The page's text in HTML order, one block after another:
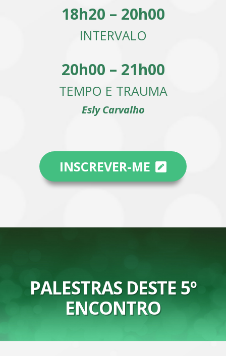
18h20 – 20h00
INTERVALO
20h00 – 21h00
TEMPO E TRAUMA
Esly Carvalho
INSCREVER-ME
PALESTRAS DESTE 5º
ENCONTRO